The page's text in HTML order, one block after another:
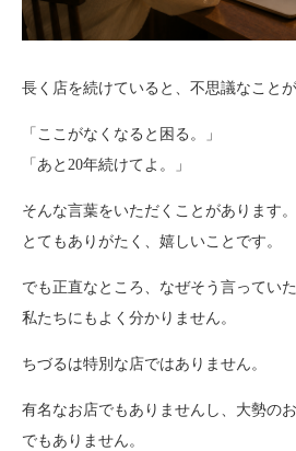
長く店を続けていると、不思議なことが
「ここがなくなると困る。」
「あと20年続けてよ。」
そんな言葉をいただくことがあります。
とてもありがたく、嬉しいことです。
でも正直なところ、なぜそう言っていた
私たちにもよく分かりません。
ちづるは特別な店ではありません。
有名なお店でもありませんし、大勢の
でもありません。